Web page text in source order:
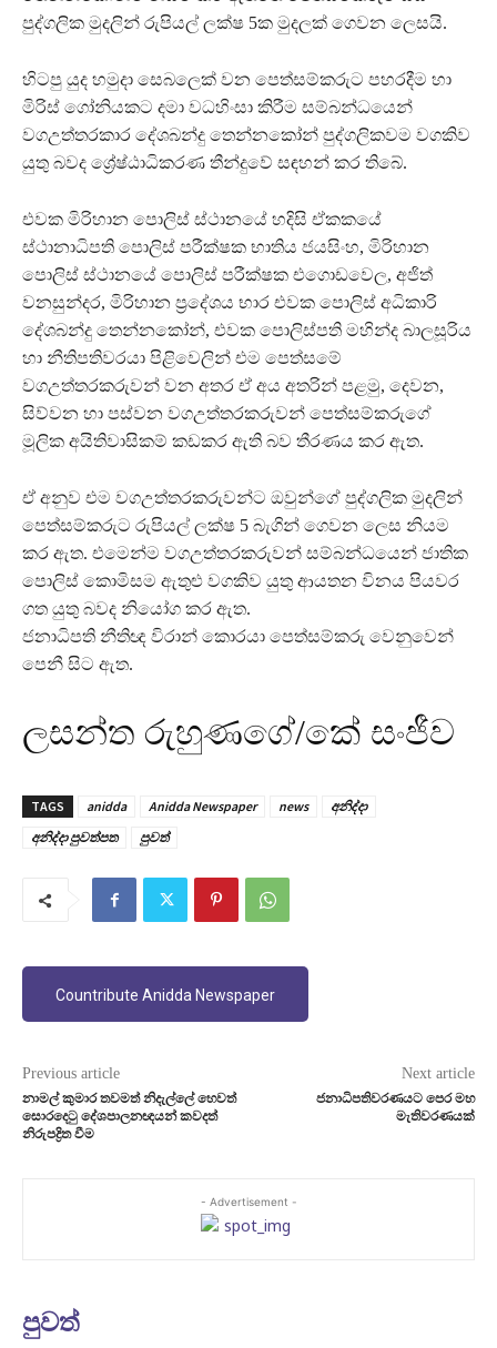
පුද්ගලික මුදලින් රුපියල් ලක්ෂ 5ක මුදලක් ගෙවන ලෙසයි.
හිටපු යුද හමුදා සෙබලෙක් වන පෙත්සම්කරුට පහරදීම හා
මිරිස් ගෝනියකට දමා වධහිංසා කිරීම සම්බන්ධයෙන්
වගඋත්තරකාර දේශබන්දු තෙන්නකෝන් පුද්ගලිකවම වගකිව
යුතු බවද ශ්‍රේෂ්ඨාධිකරණ තීන්දුවේ සඳහන් කර තිබේ.
එවක මිරිහාන පොලිස් ස්ථානයේ හදිසි ඒකකයේ
ස්ථානාධිපති පොලිස් පරීක්ෂක භාතිය ජයසිංහ, මිරිහාන
පොලිස් ස්ථානයේ පොලිස් පරීක්ෂක එගොඩවෙල, අජිත්
වනසුන්දර, මිරිහාන ප්‍රදේශය භාර එවක පොලිස් අධිකාරි
දේශබන්දු තෙන්නකෝන්, එවක පොලිස්පති මහින්ද බාලසූරිය
හා නීතිපතිවරයා පිළිවෙලින් එම පෙත්සමේ
වගඋත්තරකරුවන් වන අතර ඒ අය අතරින් පළමු, දෙවන,
සිව්වන හා පස්වන වගඋත්තරකරුවන් පෙත්සම්කරුගේ
මූලික අයිතිවාසිකම් කඩකර ඇති බව තීරණය කර ඇත.
ඒ අනුව එම වගඋත්තරකරුවන්ට ඔවුන්ගේ පුද්ගලික මුදලින්
පෙත්සම්කරුට රුපියල් ලක්ෂ 5 බැගින් ගෙවන ලෙස නියම
කර ඇත. එමෙන්ම වගඋත්තරකරුවන් සම්බන්ධයෙන් ජාතික
පොලිස් කොමිසම ඇතුළු වගකිව යුතු ආයතන විනය පියවර
ගත යුතු බවද නියෝග කර ඇත.
ජනාධිපති නීතිඥ විරාන් කොරයා පෙත්සම්කරු වෙනුවෙන්
පෙනී සිට ඇත.
ලසන්ත රුහුණගේ/කේ සංජීව
TAGS anidda Anidda Newspaper news
අනිද්දා
අනිද්දා පුවත්පත
පුවත්
Countribute Anidda Newspaper
Previous article
නාමල් කුමාර තවමත් නිදැල්ලේ හෙවත්
සොරදෙටු දේශපාලනඥයන් කවදත්
නිරුපද්‍රිත වීම
Next article
ජනාධිපතිවරණයට පෙර මහ
මැතිවරණයක්
- Advertisement -
පුවත්